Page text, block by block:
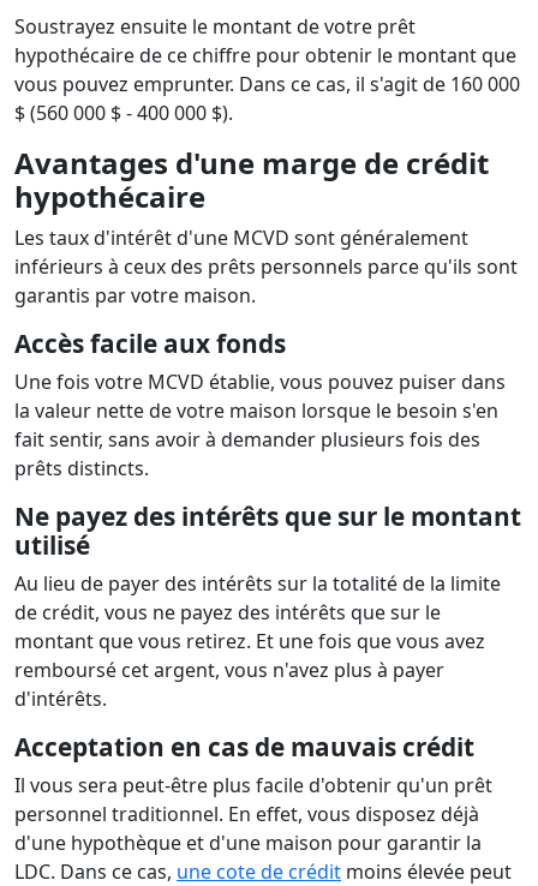
Soustrayez ensuite le montant de votre prêt
hypothécaire de ce chiffre pour obtenir le montant que
vous pouvez emprunter. Dans ce cas, il s'agit de 160 000
$ (560 000 $ - 400 000 $).
Avantages d'une marge de crédit
hypothécaire
Les taux d'intérêt d'une MCVD sont généralement
inférieurs à ceux des prêts personnels parce qu'ils sont
garantis par votre maison.
Accès facile aux fonds
Une fois votre MCVD établie, vous pouvez puiser dans
la valeur nette de votre maison lorsque le besoin s'en
fait sentir, sans avoir à demander plusieurs fois des
prêts distincts.
Ne payez des intérêts que sur le montant
utilisé
Au lieu de payer des intérêts sur la totalité de la limite
de crédit, vous ne payez des intérêts que sur le
montant que vous retirez. Et une fois que vous avez
remboursé cet argent, vous n'avez plus à payer
d'intérêts.
Acceptation en cas de mauvais crédit
Il vous sera peut-être plus facile d'obtenir qu'un prêt
personnel traditionnel. En effet, vous disposez déjà
d'une hypothèque et d'une maison pour garantir la
LDC. Dans ce cas, une cote de crédit moins élevée peut